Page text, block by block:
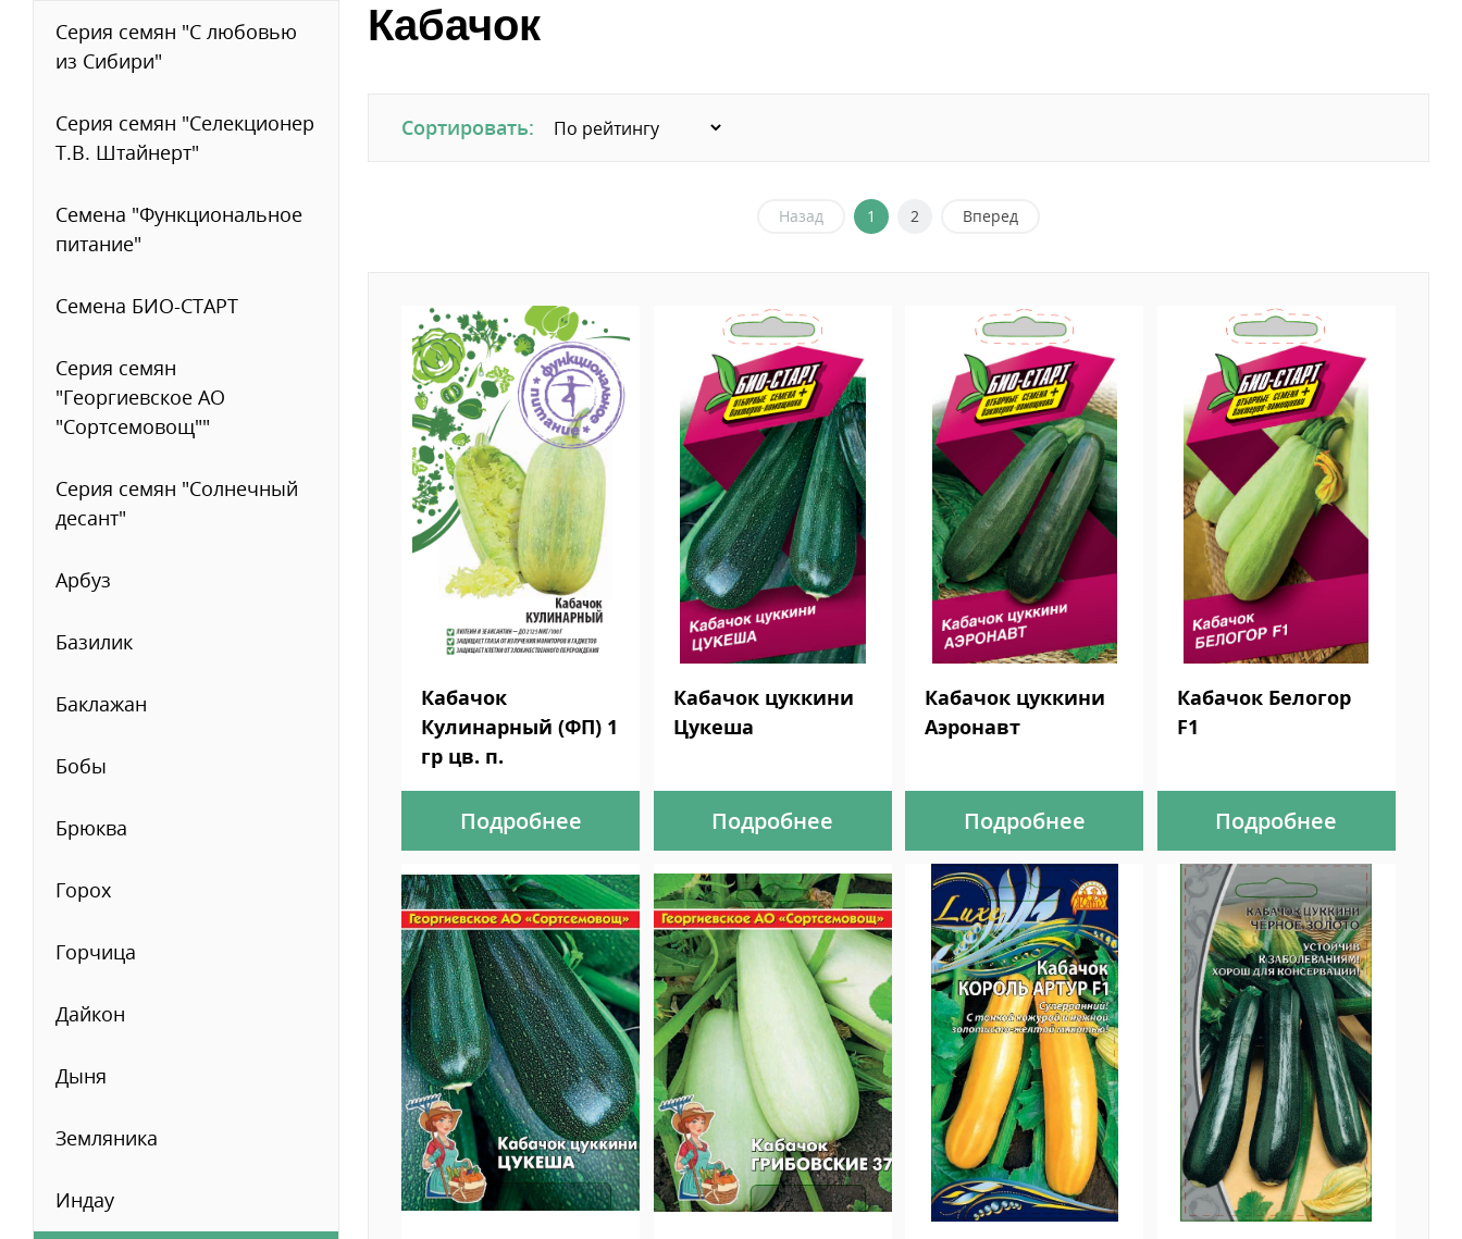
Серия семян "С любовью
из Сибири"
Серия семян "Селекционер
Т.В. Штайнерт"
Семена "Функциональное
питание"
Семена БИО-СТАРТ
Серия семян
"Георгиевское АО
"Сортсемовощ""
Серия семян "Солнечный
десант"
Арбуз
Базилик
Баклажан
Бобы
Брюква
Горох
Горчица
Дайкон
Дыня
Земляника
Индау
Кабачок
Сортировать:
Назад 1 2 Вперед
Кабачок
Кулинарный (ФП) 1
гр цв. п.
Подробнее
Кабачок цуккини
Цукеша
Подробнее
Кабачок цуккини
Аэронавт
Подробнее
Кабачок Белогор
F1
Подробнее